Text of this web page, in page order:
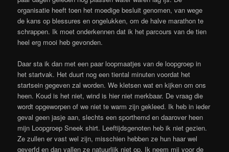
organisatie heeft toen het moedige besluit genomen, van wege
de kans op blessures en ongelukken, om de halve marathon te
schrappen. Ik moet onderkennen dat ik het parcours van de tien
heel erg mooi heb gevonden.
Daar sta ik dan met een paar loopmaatjes van de loopgroep in
het startvak. Het duurt nog een tiental minuten voordat het
startsein gegeven zal worden. We kletsen wat en kijken om ons
heen. Koud is het niet, wind is hier niet merkbaar. De vraag die
wordt opgeworpen of we niet te warm zijn gekleed. Ik heb in ieder
geval geen jasje aan, slechts een sporthemd en daarover heen
mijn Loopgroep Sneek shirt. Leeftijdsgenoten heb ik niet gezien.
Ze zullen er vast wel zijn, misschien hebben ze hun haar wel
geverfd en dan vallen ze natuurlijk niet op. Ik neem mij voor de